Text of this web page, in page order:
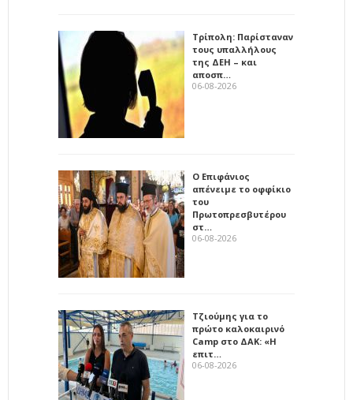
Τρίπολη: Παρίσταναν
τους υπαλλήλους
της ΔΕΗ – και
αποσπ…
06-08-2026
Ο Επιφάνιος
απένειμε το οφφίκιο
του
Πρωτοπρεσβυτέρου
στ…
06-08-2026
Τζιούμης για το
πρώτο καλοκαιρινό
Camp στο ΔΑΚ: «Η
επιτ…
06-08-2026